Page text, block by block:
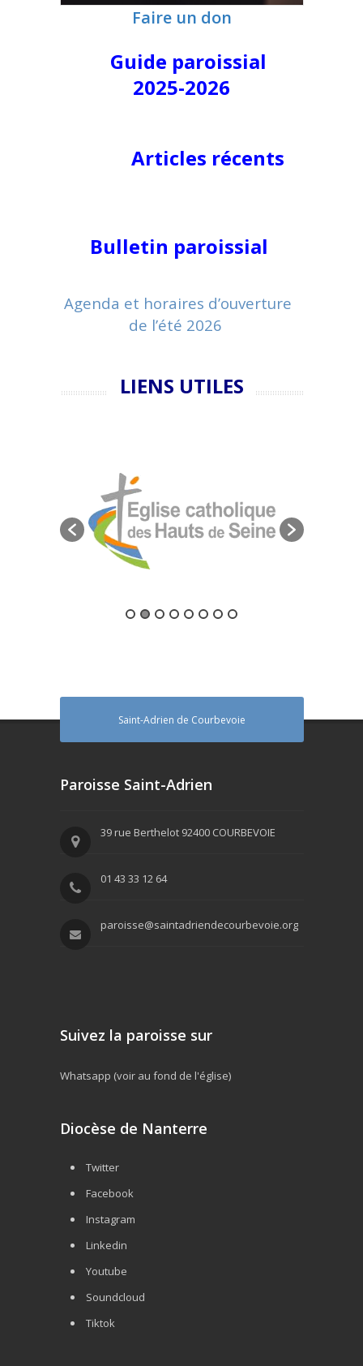
Faire un don
Guide paroissial
2025-2026
Articles récents
Bulletin paroissial
Agenda et horaires d’ouverture
de l’été 2026
LIENS UTILES
Saint-Adrien de Courbevoie
Paroisse Saint-Adrien
39 rue Berthelot 92400 COURBEVOIE
01 43 33 12 64
paroisse@saintadriendecourbevoie.org
Suivez la paroisse sur
Whatsapp (voir au fond de l'église)
Diocèse de Nanterre
Twitter
Facebook
Instagram
Linkedin
Youtube
Soundcloud
Tiktok